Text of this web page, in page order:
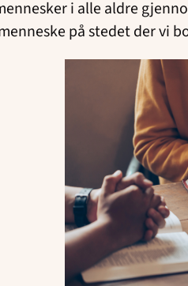
i alle aldre
på stedet der vi